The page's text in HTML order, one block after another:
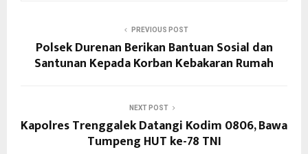
PREVIOUS POST
Polsek Durenan Berikan Bantuan Sosial dan
Santunan Kepada Korban Kebakaran Rumah
NEXT POST
Kapolres Trenggalek Datangi Kodim 0806, Bawa
Tumpeng HUT ke-78 TNI